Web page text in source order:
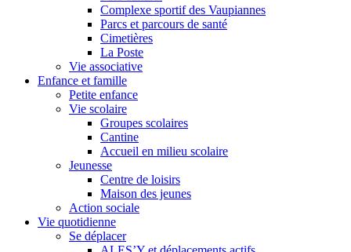
Complexe sportif des Vaupiannes
Parcs et parcours de santé
Cimetières
La Poste
Vie associative
Enfance et famille
Petite enfance
Vie scolaire
Groupes scolaires
Cantine
Accueil en milieu scolaire
Jeunesse
Centre de loisirs
Maison des jeunes
Action sociale
Vie quotidienne
Se déplacer